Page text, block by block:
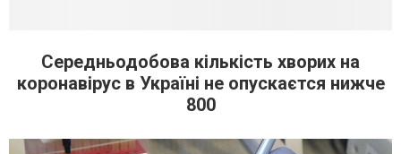
Середньодобова кількість хворих на
коронавірус в Україні не опускаєтся нижче
800